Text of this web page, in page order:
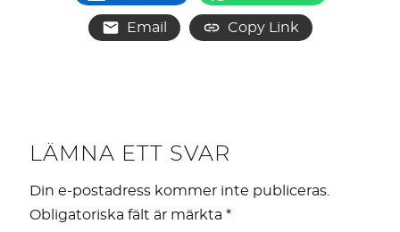
Email Copy Link
LÄMNA ETT SVAR
Din e-postadress kommer inte publiceras.
Obligatoriska fält är märkta *